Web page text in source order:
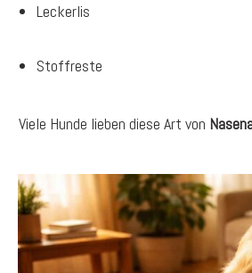
Leckerlis
Stoffreste
Viele Hunde lieben diese Art von